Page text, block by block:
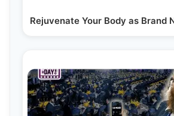
Rejuvenate Your Body as Brand